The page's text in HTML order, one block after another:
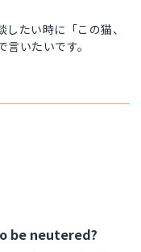
たい時に「この猫、
いたいです。
be neutered?